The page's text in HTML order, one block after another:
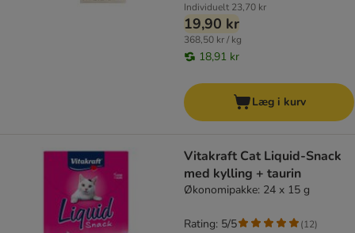
Individuelt 23,70 kr
19,90 kr
368,50 kr / kg
18,91 kr
Læg i kurv
Vitakraft Cat Liquid-Snack
med kylling + taurin
Økonomipakke: 24 x 15 g
Rating: 5/5 (12)